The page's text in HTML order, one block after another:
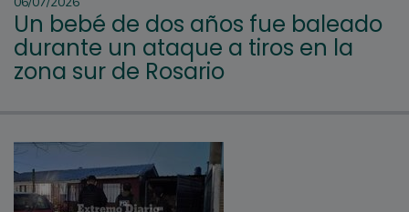
Un bebé de dos años fue baleado
durante un ataque a tiros en la
zona sur de Rosario